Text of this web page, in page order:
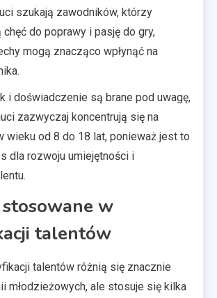
szukają zawodników, którzy
do poprawy i pasję do gry,
mogą znacząco wpłynąć na
i doświadczenie są brane pod uwagę,
zazwyczaj koncentrują się na
wieku od 8 do 18 lat, ponieważ jest to
dla rozwoju umiejętności i
w
talentów
talentów różnią się znacznie
młodzieżowych, ale stosuje się kilka